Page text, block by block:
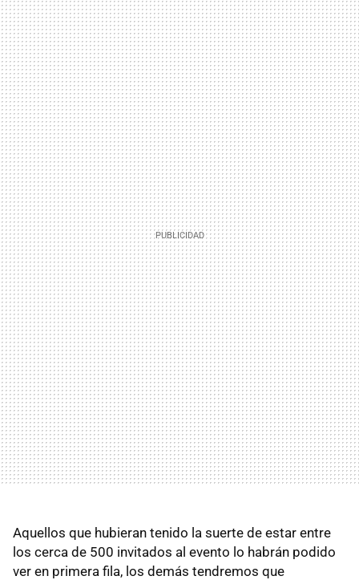
Aquellos que hubieran tenido la suerte de estar entre
los cerca de 500 invitados al evento lo habrán podido
ver en primera fila, los demás tendremos que